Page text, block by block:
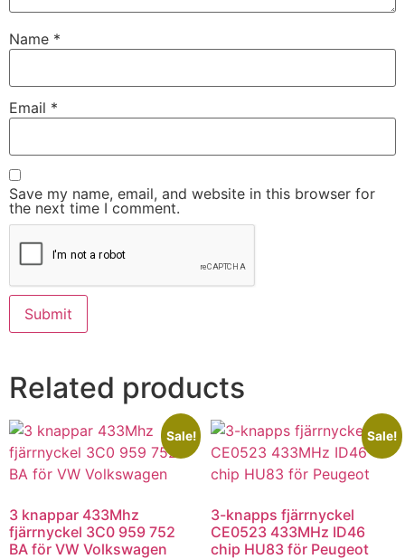
Name *
Email *
Save my name, email, and website in this browser for
the next time I comment.
Related products
Sale!
3 knappar 433Mhz
fjärrnyckel 3C0 959 752
BA för VW Volkswagen
Sale!
3-knapps fjärrnyckel
CE0523 433MHz ID46
chip HU83 för Peugeot